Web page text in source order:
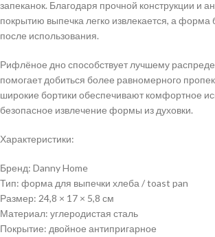
запеканок. Благодаря прочной конструкции и
покрытию выпечка легко извлекается, а форма
после использования.
Рифлёное дно способствует лучшему
помогает добиться более равномерного
широкие бортики обеспечивают комфортное
безопасное извлечение формы из духовки.
Характеристики:
Бренд: Danny Home
Тип: форма для выпечки хлеба / toast pan
Размер: 24,8 × 17 × 5,8 см
Материал: углеродистая сталь
Покрытие: двойное антипригарное